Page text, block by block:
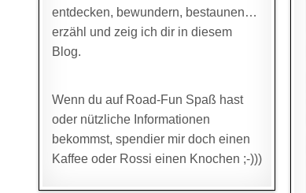
entdecken, bewundern, bestaunen…
erzähl und zeig ich dir in diesem
Blog.
Wenn du auf Road-Fun Spaß hast
oder nützliche Informationen
bekommst, spendier mir doch einen
Kaffee oder Rossi einen Knochen ;-)))